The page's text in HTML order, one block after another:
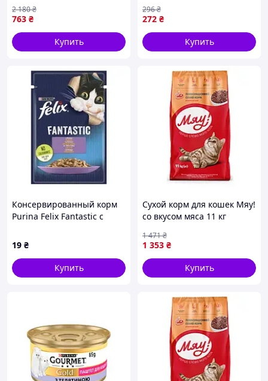
763 ₴
2 180₴
Купить
(4820269144804) —
Доступный
272 ₴
296₴
Купить
Консервированный корм
Purina Felix Fantastiс с
19 ₴
Купить
Сухой корм для кошек Мяу!
со вкусом мяса 11 кг
Доступный
1 353 ₴
1 471₴
Купить